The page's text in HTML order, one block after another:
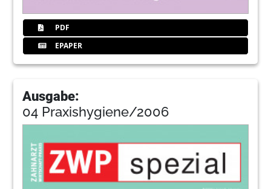
PDF
EPAPER
Ausgabe:
04 Praxishygiene/2006